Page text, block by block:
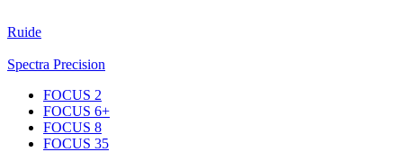
Ruide
Spectra Precision
FOCUS 2
FOCUS 6+
FOCUS 8
FOCUS 35